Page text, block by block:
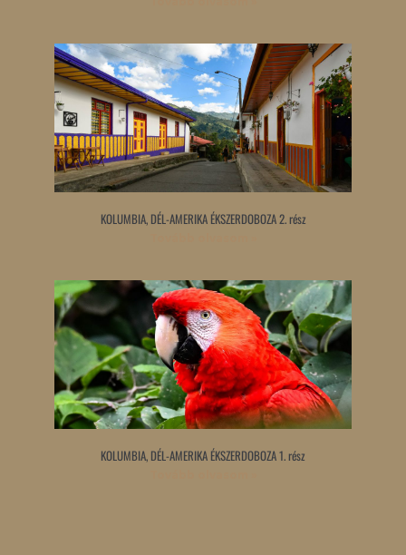
KOLUMBIA, DÉL-AMERIKA ÉKSZERDOBOZA 2. rész
KOLUMBIA, DÉL-AMERIKA ÉKSZERDOBOZA 1. rész